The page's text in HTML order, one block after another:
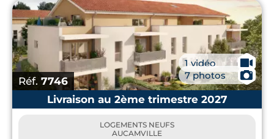
Réf. 7746
1 vidéo 🎥
7 photos
📷
Livraison au 2ème trimestre 2027
LOGEMENTS NEUFS
AUCAMVILLE